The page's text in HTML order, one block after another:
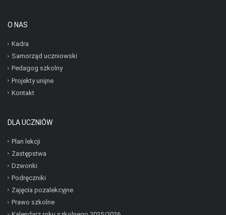
O NAS
Kadra
Samorząd uczniowski
Pedagog szkolny
Projekty unijne
Kontakt
DLA UCZNIÓW
Plan lekcji
Zastępstwa
Dzwonki
Podręczniki
Zajęcia pozalekcyjne
Prawo szkolne